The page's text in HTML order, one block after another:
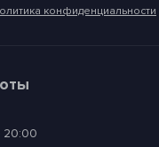
конфиденциальности
20:00